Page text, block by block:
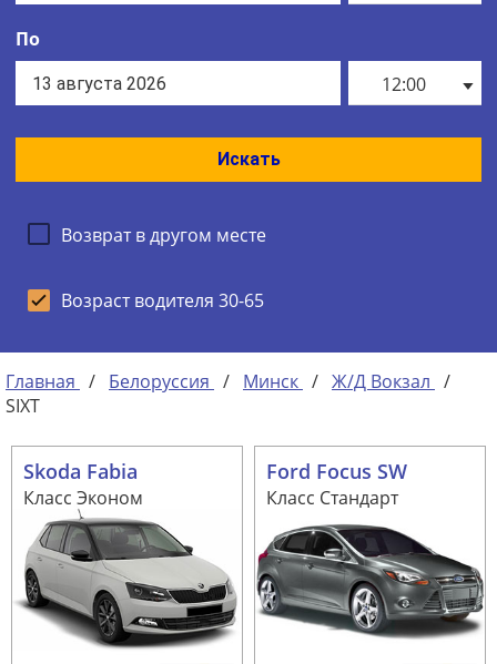
По
12:00
Искать
Возврат в другом месте
Возраст водителя 30-65
Главная / Белоруссия / Минск / Ж/Д Вокзал /
SIXT
Skoda Fabia
Класс Эконом
Ford Focus SW
Класс Стандарт